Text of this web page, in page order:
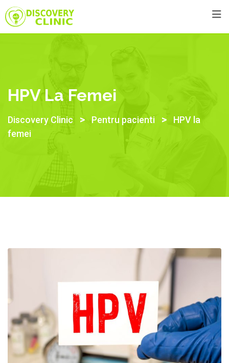
Skip
to
content
HPV La Femei
Discovery Clinic > Pentru pacienti >
HPV la
femei